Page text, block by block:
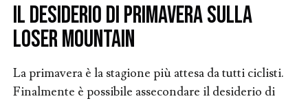
Il desiderio di primavera sulla
Loser Mountain
La primavera è la stagione più attesa da tutti ciclisti.
Finalmente è possibile assecondare il desiderio di